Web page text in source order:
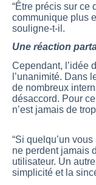
“Être précis sur ce
communique plus
souligne-t-il.
Une réaction
Cependant, l’idée
l’unanimité. Dans
de nombreux
désaccord. Pour
n’est jamais de
“Si quelqu’un
ne perdent jamais
utilisateur. Un
simplicité et la